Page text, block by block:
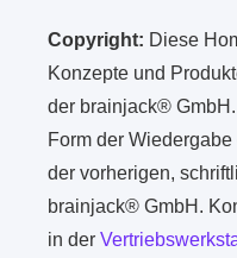
Copyright: Diese
Konzepte und
der brainjack®
Form der
der vorherigen,
brainjack® GmbH.
in der